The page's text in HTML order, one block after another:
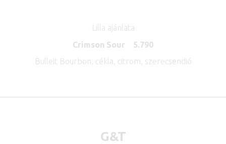
Lilla ajánlata
Crimson Sour 5.790
Bulleit Bourbon, cékla, citrom, szerecsendió
G&T